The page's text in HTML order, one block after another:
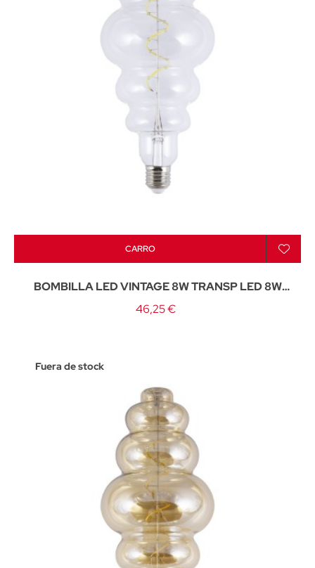
CARRO
BOMBILLA LED VINTAGE 8W TRANSP LED 8W
800LM 4000K - E-27
46,25 €
Fuera de stock